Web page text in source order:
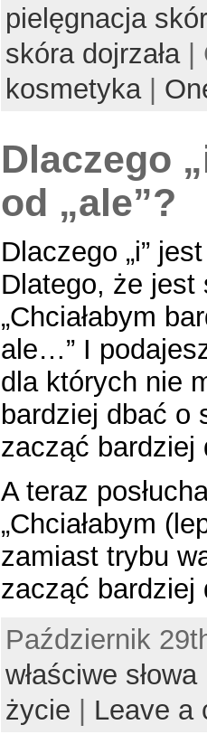
pielęgnacja
skóra dojrzała|
kosmetyka|
Dlaczego
od „ale”?
Dlaczego „i”
Dlatego, że
„Chciałabym
ale…” I
dla których nie
bardziej dbać o
zacząć bardziej
A teraz
„Chciałabym
zamiast trybu
zacząć bardziej
Październik
właściwe słowa
życie
Leave a